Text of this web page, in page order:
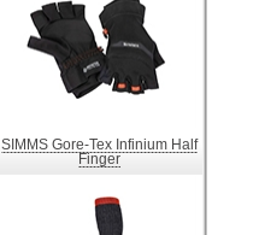
SIMMS Gore-Tex Infinium Half
Finger